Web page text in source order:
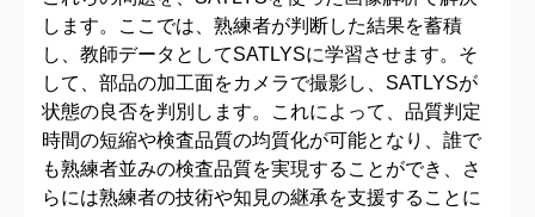
します。ここでは、熟練者が判断した結果を蓄積
し、教師データとしてSATLYSに学習させます。そ
して、部品の加工面をカメラで撮影し、SATLYSが
状態の良否を判別します。これによって、品質判定
時間の短縮や検査品質の均質化が可能となり、誰で
も熟練者並みの検査品質を実現することができ、さ
らには熟練者の技術や知見の継承を支援することに